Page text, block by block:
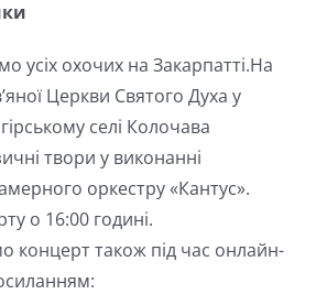
усіх охочих на Закарпатті.На
Церкви Святого Духа у
селі Колочава
твори у виконанні
оркестру «Кантус».
о 16:00 годині.
концерт також під час онлайн-